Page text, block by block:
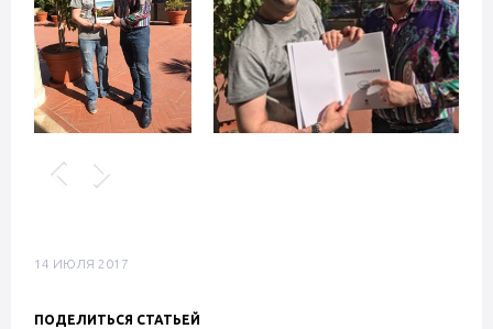
14 ИЮЛЯ 2017
ПОДЕЛИТЬСЯ СТАТЬЕЙ